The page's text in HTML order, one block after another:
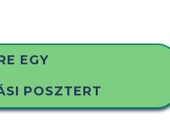
EGY
POSZTERT